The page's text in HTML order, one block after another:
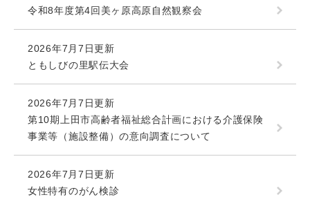
令和8年度第4回美ヶ原高原自然観察会
2026年7月7日更新
ともしびの里駅伝大会
2026年7月7日更新
第10期上田市高齢者福祉総合計画における介護保険
事業等（施設整備）の意向調査について
2026年7月7日更新
女性特有のがん検診